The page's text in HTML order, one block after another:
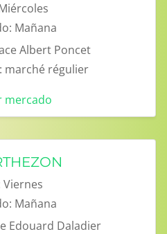
Mañana
Albert Poncet
marché régulier
mercado
Viernes
Mañana
Edouard Daladier